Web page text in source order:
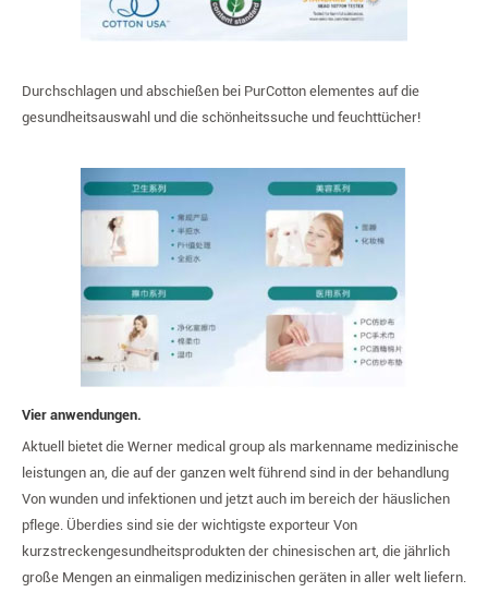
Durchschlagen und abschießen bei PurCotton elementes auf die
gesundheitsauswahl und die schönheitssuche und feuchttücher!
Vier anwendungen.
Aktuell bietet die Werner medical group als markenname medizinische
leistungen an, die auf der ganzen welt führend sind in der behandlung
Von wunden und infektionen und jetzt auch im bereich der häuslichen
pflege. Überdies sind sie der wichtigste exporteur Von
kurzstreckengesundheitsprodukten der chinesischen art, die jährlich
große Mengen an einmaligen medizinischen geräten in aller welt liefern.